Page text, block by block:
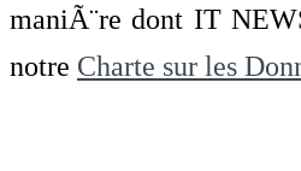
maniÃ¨re dont IT
notre Charte sur les